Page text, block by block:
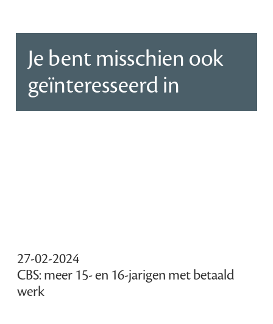
Je bent misschien ook
geïnteresseerd in
27-02-2024
CBS: meer 15- en 16-jarigen met betaald
werk